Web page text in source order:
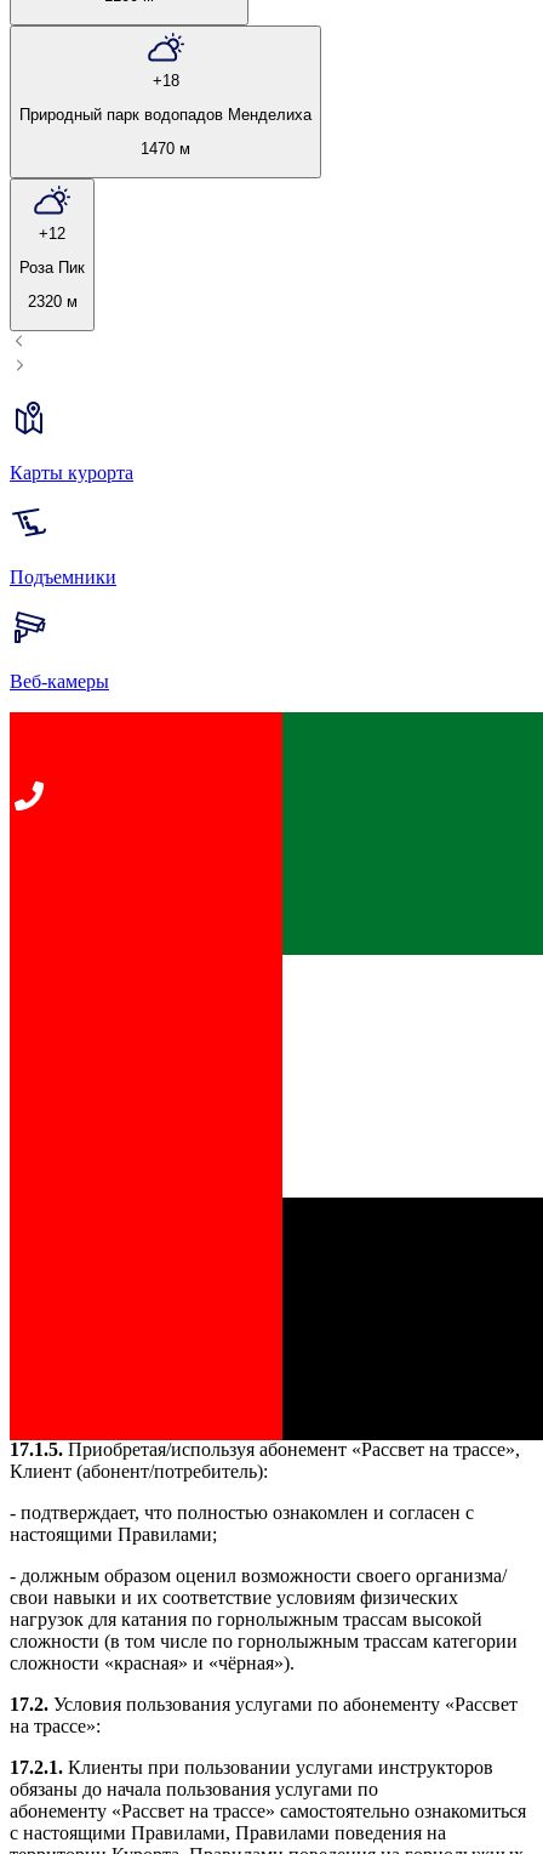
+18
Природный парк водопадов Менделиха
1470 м
+12
Роза Пик
2320 м
Карты курорта
Подъемники
Веб-камеры
Перечень услуг, которыми можно воспользоваться по
17.1.5. Приобретая/используя абонемент «Рассвет на трассе»,
Клиент (абонент/потребитель):
- подтверждает, что полностью ознакомлен и согласен с
настоящими Правилами;
- должным образом оценил возможности своего организма/
свои навыки и их соответствие условиям физических
нагрузок для катания по горнолыжным трассам высокой
сложности (в том числе по горнолыжным трассам категории
сложности «красная» и «чёрная»).
17.2. Условия пользования услугами по абонементу «Рассвет
на трассе»:
17.2.1. Клиенты при пользовании услугами инструкторов
обязаны до начала пользования услугами по
абонементу «Рассвет на трассе» самостоятельно ознакомиться
с настоящими Правилами, Правилами поведения на